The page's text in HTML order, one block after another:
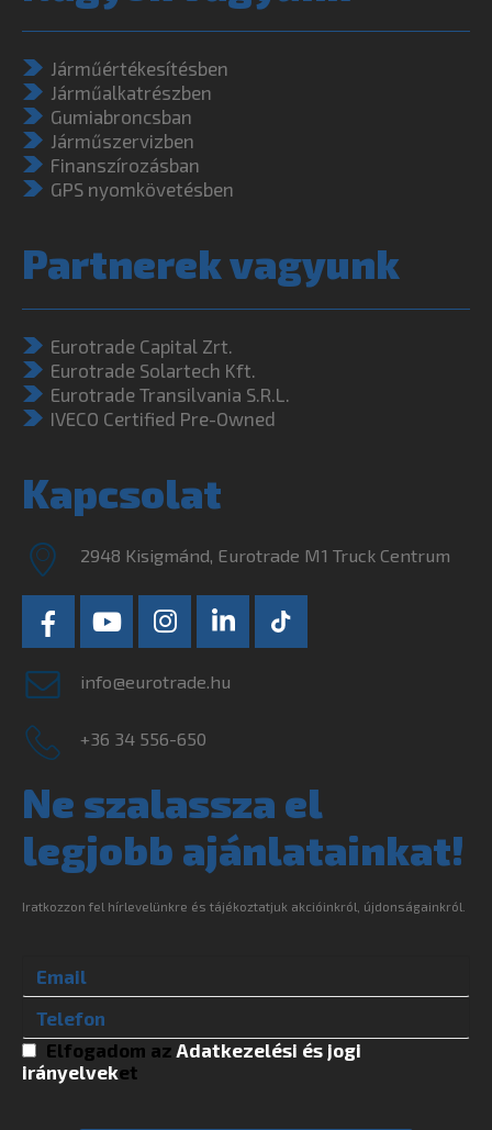
Járműértékesítésben
Járműalkatrészben
Gumiabroncsban
Járműszervizben
Finanszírozásban
GPS nyomkövetésben
Partnerek vagyunk
Eurotrade Capital Zrt.
Eurotrade Solartech Kft.
Eurotrade Transilvania S.R.L.
IVECO Certified Pre-Owned
Kapcsolat
2948 Kisigmánd, Eurotrade M1 Truck Centrum
info@eurotrade.hu
+36 34 556-650
Ne szalassza el
legjobb ajánlatainkat!
Iratkozzon fel hírlevelünkre és tájékoztatjuk akcióinkról, újdonságainkról.
Elfogadom az Adatkezelési és jogi
irányelveket